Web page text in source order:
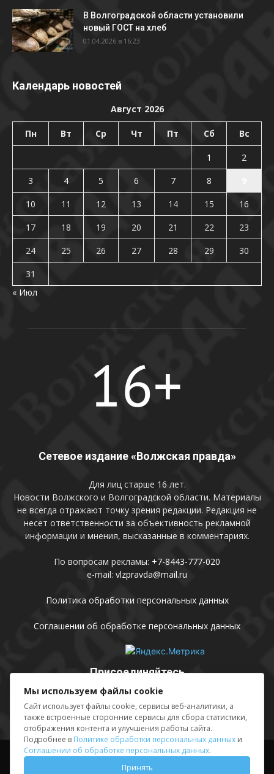
В Волгоградской области установили
новый ГОСТ на хлеб
01.04.2026 в 16:23
Календарь новостей
Август 2026
Пн Вт Ср Чт Пт Сб Вс
1
2
3
4 5 6 7 8
10
11 12 13 14 15
16
17
18 19 20 21 22
23
24
25 26 27 28 29
30
31
« Июл
Сетевое издание «Волжская правда»
Для лиц старше 16 лет.
Новости Волжского и Волгоградской области. Материалы
не всегда отражают точку зрения редакции. Редакция не
несет ответственности за объективность рекламной
информации и мнения, высказанные в комментариях.
По вопросам рекламы: +7-8443-777-020
e-mail: vlzpravda@mail.ru
Политика обработки персональных данных
Соглашении об обработке персональных данных
Присоединяйтесь
Выходные данные Sing in
Мы используем файлы cookie
Сайт использует файлы cookie, сервисы веб-аналитики, а
также встроенные сторонние сервисы для сбора статистики,
отображения контента и улучшения работы сайта.
Подробнее в Политике обработки персональных данных и
Соглашении об обработке персональных данных.
Принять